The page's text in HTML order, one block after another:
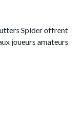
Spider offrent
joueurs amateurs